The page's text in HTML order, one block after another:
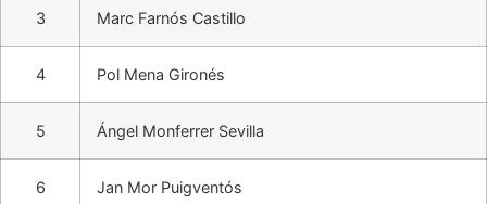
3 Marc Farnós Castillo
4 Pol Mena Gironés
5 Ángel Monferrer Sevilla
6 Jan Mor Puigventós